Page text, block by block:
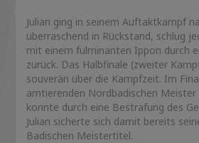
Julian ging in seinem Auftaktkampf
überraschend in Rückstand, schlug
mit einem fulminanten Ippon durch
zurück. Das Halbfinale (zweiter
souverän über die Kampfzeit. Im
amtierenden Nordbadischen Meister
konnte durch eine Bestrafung des
Julian sicherte sich damit bereits
Badischen Meistertitel.